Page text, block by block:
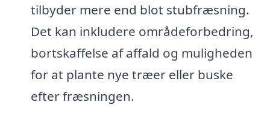
tilbyder mere end blot stubfræsning.
Det kan inkludere områdeforbedring,
bortskaffelse af affald og muligheden
for at plante nye træer eller buske
efter fræsningen.